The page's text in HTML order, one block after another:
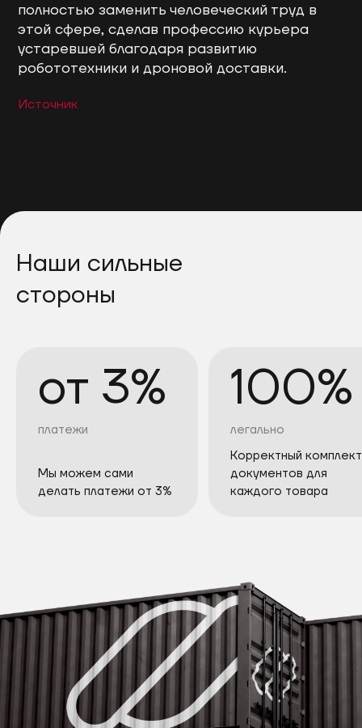
полностью заменить человеческий труд в
этой сфере, сделав профессию курьера
устаревшей благодаря развитию
робототехники и дроновой доставки.
Источник
Наши сильные
стороны
от 3%
платежи
Мы можем сами
делать платежи от 3%
100%
легально
Корректный комплект
документов для
каждого товара